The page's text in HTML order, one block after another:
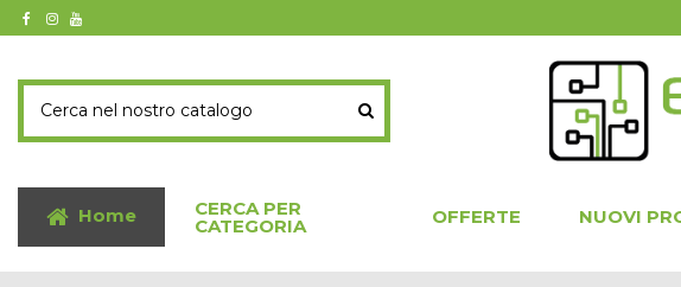
Home CERCA PER
CATEGORIA OFFERTE NUOVI